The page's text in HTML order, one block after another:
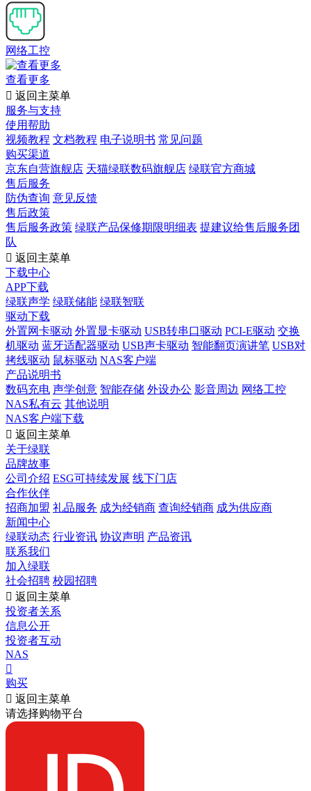
网络工控
查看更多
 返回主菜单
服务与支持
使用帮助
视频教程 文档教程 电子说明书 常见问题
购买渠道
京东自营旗舰店 天猫绿联数码旗舰店 绿联官方商城
售后服务
防伪查询 意见反馈
售后政策
售后服务政策 绿联产品保修期限明细表 提建议给售后服务团
队
 返回主菜单
下载中心
APP下载
绿联声学 绿联储能 绿联智联
驱动下载
外置网卡驱动 外置显卡驱动 USB转串口驱动 PCI-E驱动 交换
机驱动 蓝牙适配器驱动 USB声卡驱动 智能翻页演讲笔 USB对
拷线驱动 鼠标驱动 NAS客户端
产品说明书
数码充电 声学创意 智能存储 外设办公 影音周边 网络工控
NAS私有云 其他说明
NAS客户端下载
 返回主菜单
关于绿联
品牌故事
公司介绍 ESG可持续发展 线下门店
合作伙伴
招商加盟 礼品服务 成为经销商 查询经销商 成为供应商
新闻中心
绿联动态 行业资讯 协议声明 产品资讯
联系我们
加入绿联
社会招聘 校园招聘
 返回主菜单
投资者关系
信息公开
投资者互动
NAS

购买
 返回主菜单
请选择购物平台